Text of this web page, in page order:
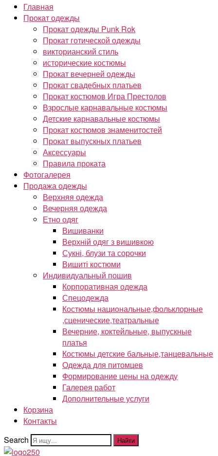
Главная
Прокат одежды
Прокат одежды Punk Rok
Прокат готической одежды
викторианский стиль
исторические костюмы
Прокат вечерней одежды
Прокат свадебных платьев
Прокат костюмов Игра Престолов
Взрослые карнавальные костюмы
Детские карнавальные костюмы
Прокат костюмов знаменитостей
Прокат выпускных платьев
Аксессуары
Правила проката
Фотогалерея
Продажа одежды
Верхняя одежда
Вечерняя одежда
Етно одяг
Вишиванки
Верхній одяг з вишивкою
Сукні, блузи та сорочки
Вишиті костюми
Индивидуальный пошив
Корпоративная одежда
Спецодежда
Костюмы национальные,фольклорные
,сценические,театральные
Вечерние, коктейльные, выпускные
платья
Костюмы детские бальные,танцевальные
Одежда для питомцев
Формирование цены на одежду
Галерея работ
Дополнительные услуги
Корзина
Контакты
Search
Найти